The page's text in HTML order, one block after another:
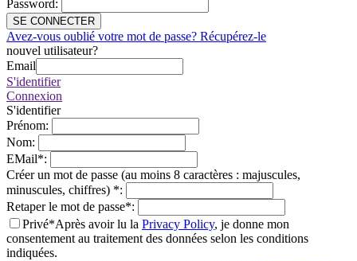
Password:
SE CONNECTER
Avez-vous oublié votre mot de passe? Récupérez-le
nouvel utilisateur?
Email
S'identifier
Connexion
S'identifier
Prénom:
Nom:
EMail*:
Créer un mot de passe (au moins 8 caractères : majuscules,
minuscules, chiffres) *:
Retaper le mot de passe*:
Privé*Après avoir lu la Privacy Policy, je donne mon
consentement au traitement des données selon les conditions
indiquées.